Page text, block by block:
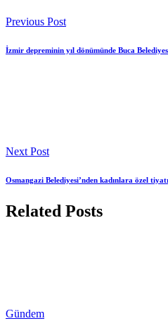
Previous Post
İzmir depreminin yıl dönümünde Buca
Next Post
Osmangazi Belediyesi’nden kadınlara özel
Related Posts
Gündem